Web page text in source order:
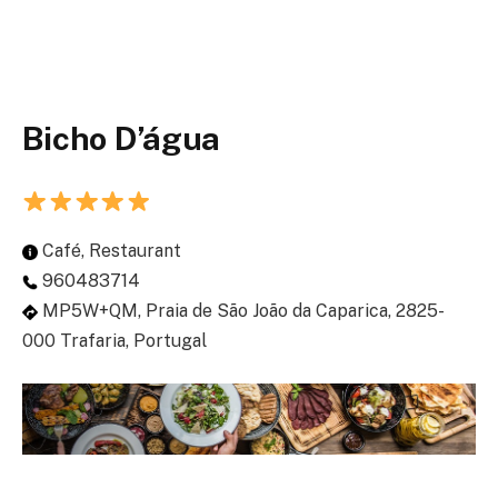
Bicho D’água
Café, Restaurant
960483714
MP5W+QM, Praia de São João da Caparica, 2825-
000 Trafaria, Portugal